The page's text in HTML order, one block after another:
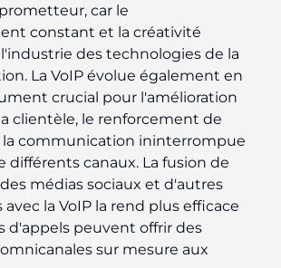
car le
constant et la créativité
des technologies de la
La VoIP évolue également en
crucial pour l'amélioration
clientèle, le renforcement de
la communication ininterrompue
différents canaux. La fusion de
des médias sociaux et d'autres
la VoIP la rend plus efficace
d'appels peuvent offrir des
sur mesure aux